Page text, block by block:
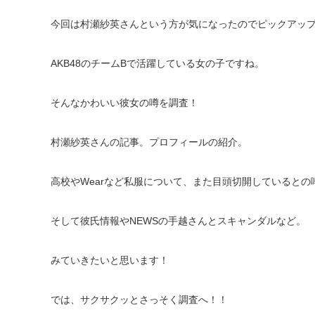
今回は村瀬紗英さんという方が気になったのでピックアップ
AKB48のチームBで活躍している女の子ですね。
そんなかわいい彼女の噂を調査！
村瀬紗英さんの記事。プロフィールの紹介。
高校やWearなど私服について、また目頭切開しているとの
そして彼氏情報やNEWSの手越さんとスキャンダルなど。
みていきたいと思います！
では、サクサクッとさっそく調査へ！！